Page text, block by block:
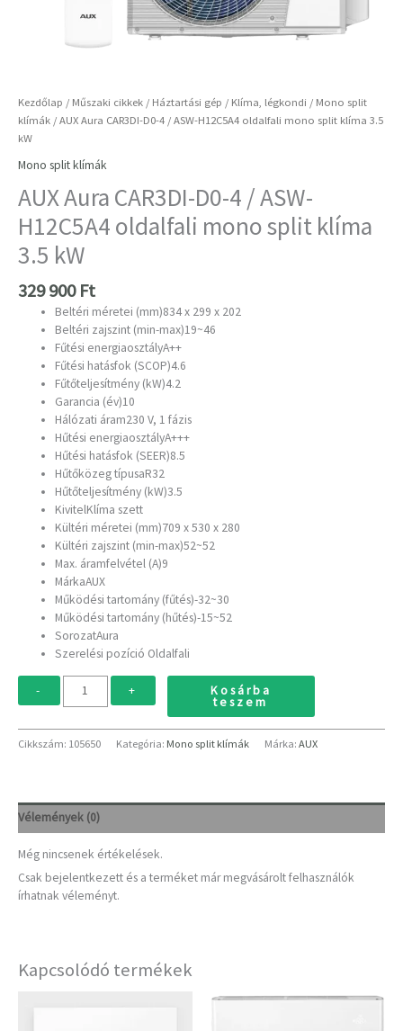
Kezdőlap / Műszaki cikkek / Háztartási gép / Klíma, légkondi / Mono split
klímák / AUX Aura CAR3DI-D0-4 / ASW-H12C5A4 oldalfali mono split klíma 3.5
kW
Mono split klímák
AUX Aura CAR3DI-D0-4 / ASW-
H12C5A4 oldalfali mono split klíma
3.5 kW
329 900Ft
Beltéri méretei (mm)834 x 299 x 202
Beltéri zajszint (min-max)19~46
Fűtési energiaosztályA++
Fűtési hatásfok (SCOP)4.6
Fűtőteljesítmény (kW)4.2
Garancia (év)10
Hálózati áram230 V, 1 fázis
Hűtési energiaosztályA+++
Hűtési hatásfok (SEER)8.5
Hűtőközeg típusaR32
Hűtőteljesítmény (kW)3.5
KivitelKlíma szett
Kültéri méretei (mm)709 x 530 x 280
Kültéri zajszint (min-max)52~52
Max. áramfelvétel (A)9
MárkaAUX
Működési tartomány (fűtés)-32~30
Működési tartomány (hűtés)-15~52
SorozatAura
Szerelési pozíció Oldalfali
- + Kosárba
teszem
Cikkszám: 105650 Kategória: Mono split klímák Márka: AUX
Vélemények (0)
Még nincsenek értékelések.
Csak bejelentkezett és a terméket már megvásárolt felhasználók
írhatnak véleményt.
Kapcsolódó termékek